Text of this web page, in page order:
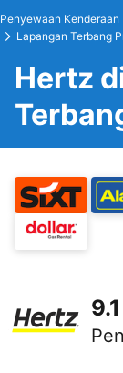
Penyewaan Kenderaan
Lapangan Terbang
Hertz
9.1